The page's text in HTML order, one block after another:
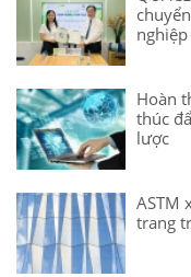
nghiệp
Hoàn
thúc
lược
ASTM
trang